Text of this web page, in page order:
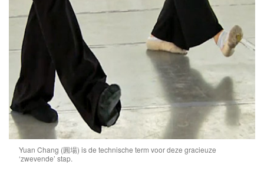
Yuan Chang (圓場) is de technische term voor deze gracieuze
‘zwevende’ stap.